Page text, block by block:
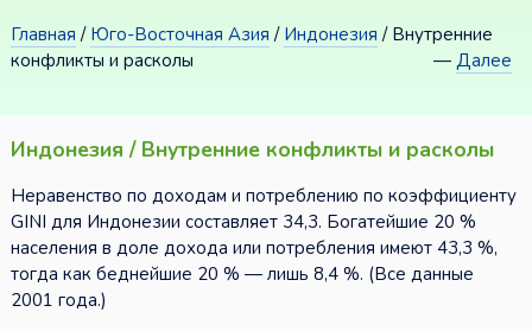
Главная / Юго-Восточная Азия / Индонезия / Внутренние
конфликты и расколы
—Далее
Индонезия / Внутренние конфликты и расколы
Неравенство по доходам и потреблению по коэффициенту
GINI для Индонезии составляет 34,3. Богатейшие 20 %
населения в доле дохода или потребления имеют 43,3 %,
тогда как беднейшие 20 % — лишь 8,4 %. (Все данные
2001 года.)